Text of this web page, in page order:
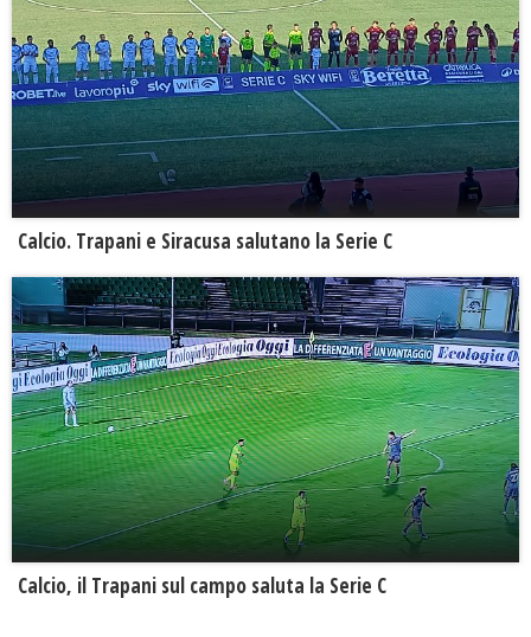
Calcio. Trapani e Siracusa salutano la Serie C
Calcio, il Trapani sul campo saluta la Serie C